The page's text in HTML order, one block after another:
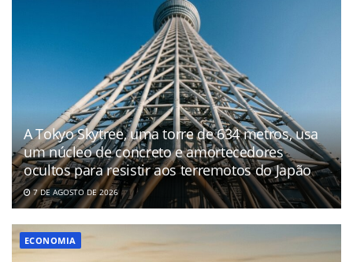
A Tokyo Skytree, uma torre de 634 metros, usa
um núcleo de concreto e amortecedores
ocultos para resistir aos terremotos do Japão
7 DE AGOSTO DE 2026
ECONOMIA